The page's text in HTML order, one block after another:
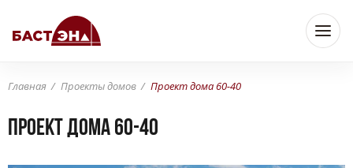
Главная Проекты домов Проект дома 60-40
Проект дома 60-40